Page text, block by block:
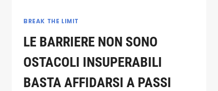
BREAK THE LIMIT
LE BARRIERE NON SONO
OSTACOLI INSUPERABILI
BASTA AFFIDARSI A PASSI